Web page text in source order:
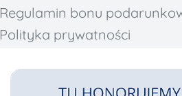
Regulamin bonu
Polityka prywatności